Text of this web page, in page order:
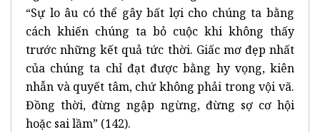
“Sự lo âu có thể gây bất lợi cho chúng ta bằng
cách khiến chúng ta bỏ cuộc khi không thấy
trước những kết quả tức thời. Giấc mơ đẹp nhất
của chúng ta chỉ đạt được bằng hy vọng, kiên
nhẫn và quyết tâm, chứ không phải trong vội vã.
Đồng thời, đừng ngập ngừng, đừng sợ cơ hội
hoặc sai lầm” (142).